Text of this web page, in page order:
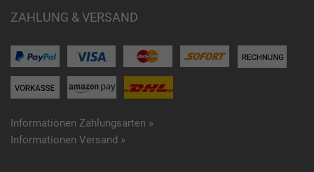
ZAHLUNG & VERSAND
Informationen Zahlungsarten »
Informationen Versand »